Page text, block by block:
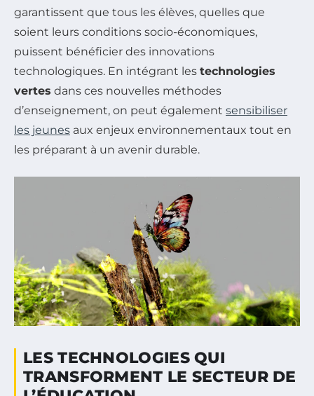
garantissent que tous les élèves, quelles que
soient leurs conditions socio-économiques,
puissent bénéficier des innovations
technologiques. En intégrant les technologies
vertes dans ces nouvelles méthodes
d’enseignement, on peut également sensibiliser
les jeunes aux enjeux environnementaux tout en
les préparant à un avenir durable.
LES TECHNOLOGIES QUI
TRANSFORMENT LE SECTEUR DE